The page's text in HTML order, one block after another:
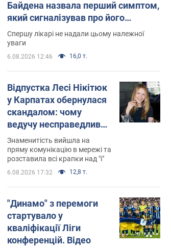
Байдена назвала перший симптом,
який сигналізував про його
"агресивний" рак
Спершу лікарі не надали цьому належної
уваги
6.08.2026 12:46 16,0 т.
Відпустка Лесі Нікітюк
у Карпатах обернулася
скандалом: чому
ведучу несправедливо
захейтили
Знаменитість вийшла на
пряму комунікацію в мережі та
розставила всі крапки над "і"
6.08.2026 17:32 12,8 т.
"Динамо" з перемоги
стартувало у
кваліфікації Ліги
конференцій. Відео